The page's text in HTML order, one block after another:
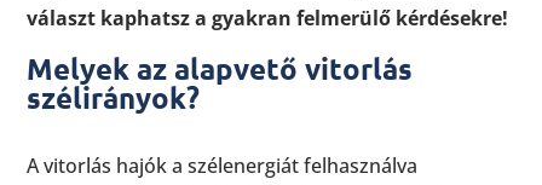
választ kaphatsz a gyakran felmerülő kérdésekre!
Melyek az alapvető vitorlás
szélirányok?
A vitorlás hajók a szélenergiát felhasználva